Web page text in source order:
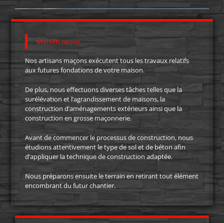
Maison neuve
Nos artisans maçons exécutent tous les travaux relatifs
aux futures fondations de votre maison.
De plus, nous effectuons diverses tâches telles que la
surélévation et l’agrandissement de maisons, la
construction d’aménagements extérieurs ainsi que la
construction en grosse maçonnerie.
Avant de commencer le processus de construction, nous
étudions attentivement le type de sol et de béton afin
d’appliquer la technique de construction adaptée.
Nous préparons ensuite le terrain en retirant tout élément
encombrant du futur chantier.